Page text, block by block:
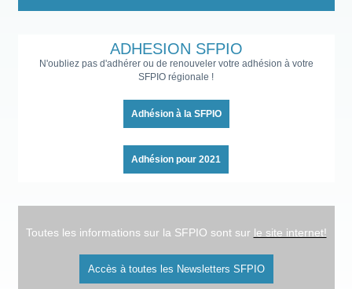
ADHESION SFPIO
N'oubliez pas d'adhérer ou de renouveler votre adhésion à votre
SFPIO régionale !
Adhésion à la SFPIO
Adhésion pour 2021
Toutes les informations sur la SFPIO sont sur le site internet!
Accès à toutes les Newsletters SFPIO